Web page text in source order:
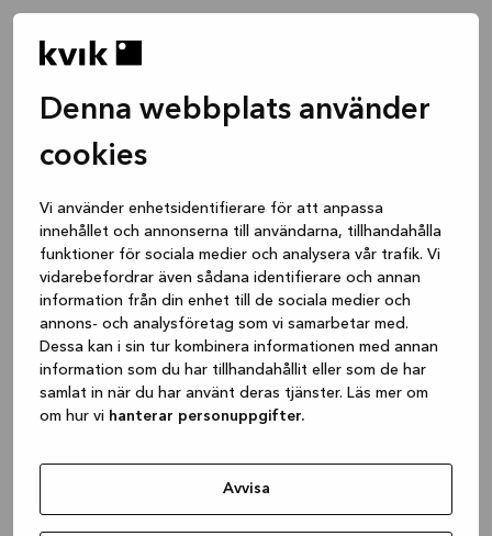
Denna webbplats använder
cookies
Vi använder enhetsidentifierare för att anpassa
innehållet och annonserna till användarna, tillhandahålla
funktioner för sociala medier och analysera vår trafik. Vi
vidarebefordrar även sådana identifierare och annan
information från din enhet till de sociala medier och
annons- och analysföretag som vi samarbetar med.
Dessa kan i sin tur kombinera informationen med annan
information som du har tillhandahållit eller som de har
samlat in när du har använt deras tjänster. Läs mer om
om hur vi hanterar personuppgifter.
Avvisa
(see the browser console for more
information).